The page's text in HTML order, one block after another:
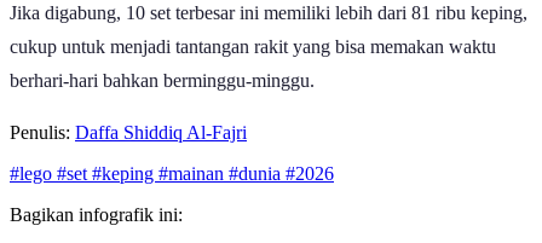
Jika digabung, 10 set terbesar ini memiliki lebih dari 81 ribu keping,
cukup untuk menjadi tantangan rakit yang bisa memakan waktu
berhari-hari bahkan berminggu-minggu.
Penulis: Daffa Shiddiq Al-Fajri
#lego #set #keping #mainan #dunia #2026
Bagikan infografik ini: